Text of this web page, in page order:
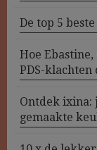
De top 5
Hoe
PDS-
Ontdek ixina:
gemaakte